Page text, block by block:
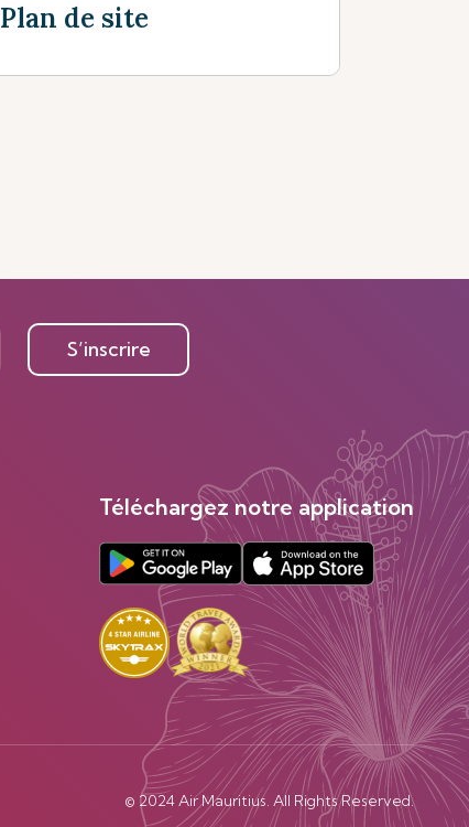
Plan de site
S’inscrire
Téléchargez notre application
© 2024 Air Mauritius. All Rights Reserved.